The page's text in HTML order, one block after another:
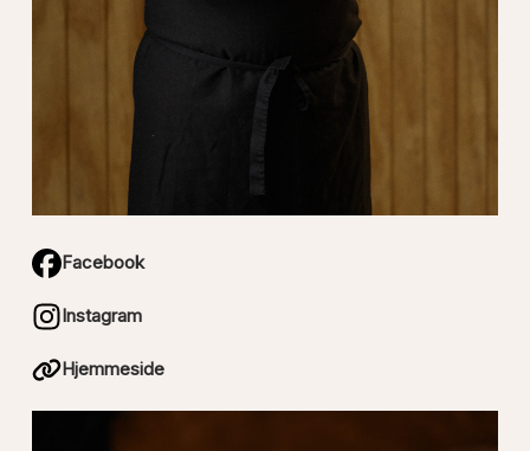
Facebook
Instagram
Hjemmeside